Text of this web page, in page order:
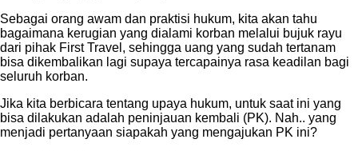
Sebagai orang awam dan praktisi hukum, kita akan tahu
bagaimana kerugian yang dialami korban melalui bujuk rayu
dari pihak First Travel, sehingga uang yang sudah tertanam
bisa dikembalikan lagi supaya tercapainya rasa keadilan bagi
seluruh korban.
Jika kita berbicara tentang upaya hukum, untuk saat ini yang
bisa dilakukan adalah peninjauan kembali (PK). Nah.. yang
menjadi pertanyaan siapakah yang mengajukan PK ini?